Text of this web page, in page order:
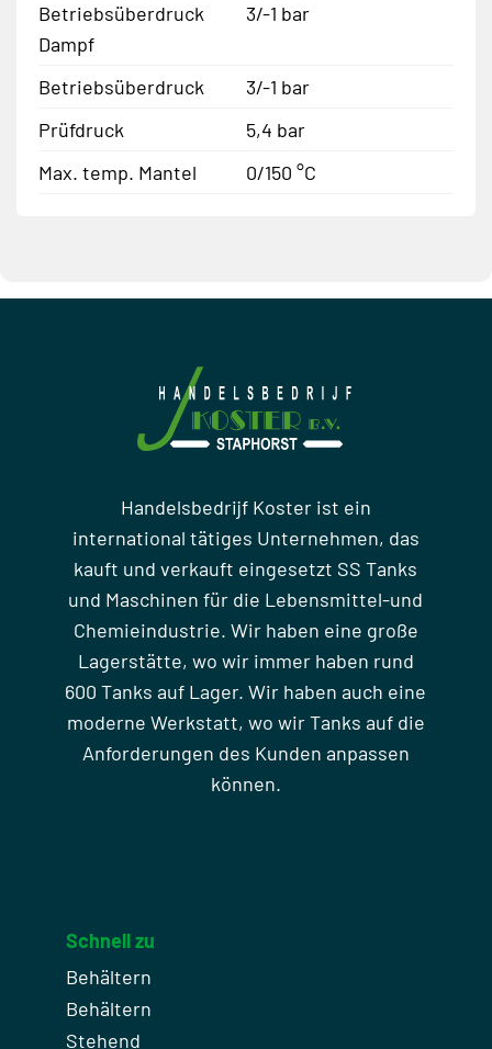
Betriebsüberdruck
Dampf
3/-1 bar
Betriebsüberdruck
3/-1 bar
Prüfdruck
5,4 bar
Max. temp. Mantel
0/150 °C
Handelsbedrijf Koster ist ein
international tätiges Unternehmen, das
kauft und verkauft eingesetzt SS Tanks
und Maschinen für die Lebensmittel-und
Chemieindustrie. Wir haben eine große
Lagerstätte, wo wir immer haben rund
600 Tanks auf Lager. Wir haben auch eine
moderne Werkstatt, wo wir Tanks auf die
Anforderungen des Kunden anpassen
können.
Schnell zu
Behältern
Behältern
Stehend